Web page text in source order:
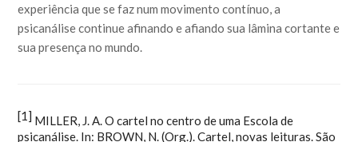
experiência que se faz num movimento contínuo, a
psicanálise continue afinando e afiando sua lâmina cortante e
sua presença no mundo.
[1] MILLER, J. A. O cartel no centro de uma Escola de
psicanálise. In: BROWN, N. (Org.). Cartel, novas leituras. São